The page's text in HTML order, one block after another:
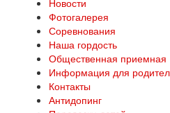
Новости
Фотогалерея
Соревнования
Наша гордость
Общественная приемная
Информация для
Контакты
Антидопинг